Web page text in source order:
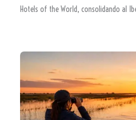
Hotels of the World, consolidando al